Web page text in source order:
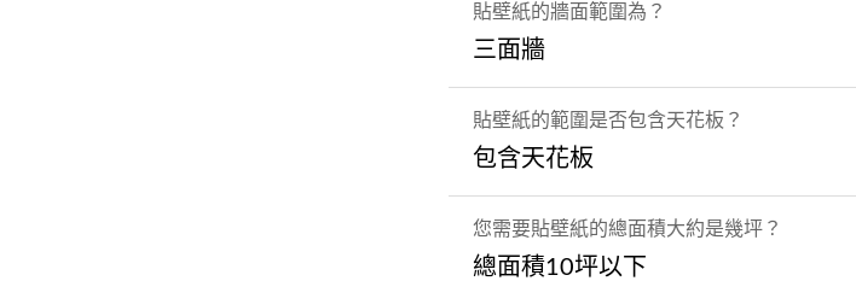
貼壁紙的牆面範圍為？
三面牆
貼壁紙的範圍是否包含天花板？
包含天花板
您需要貼壁紙的總面積大約是幾坪？
總面積10坪以下